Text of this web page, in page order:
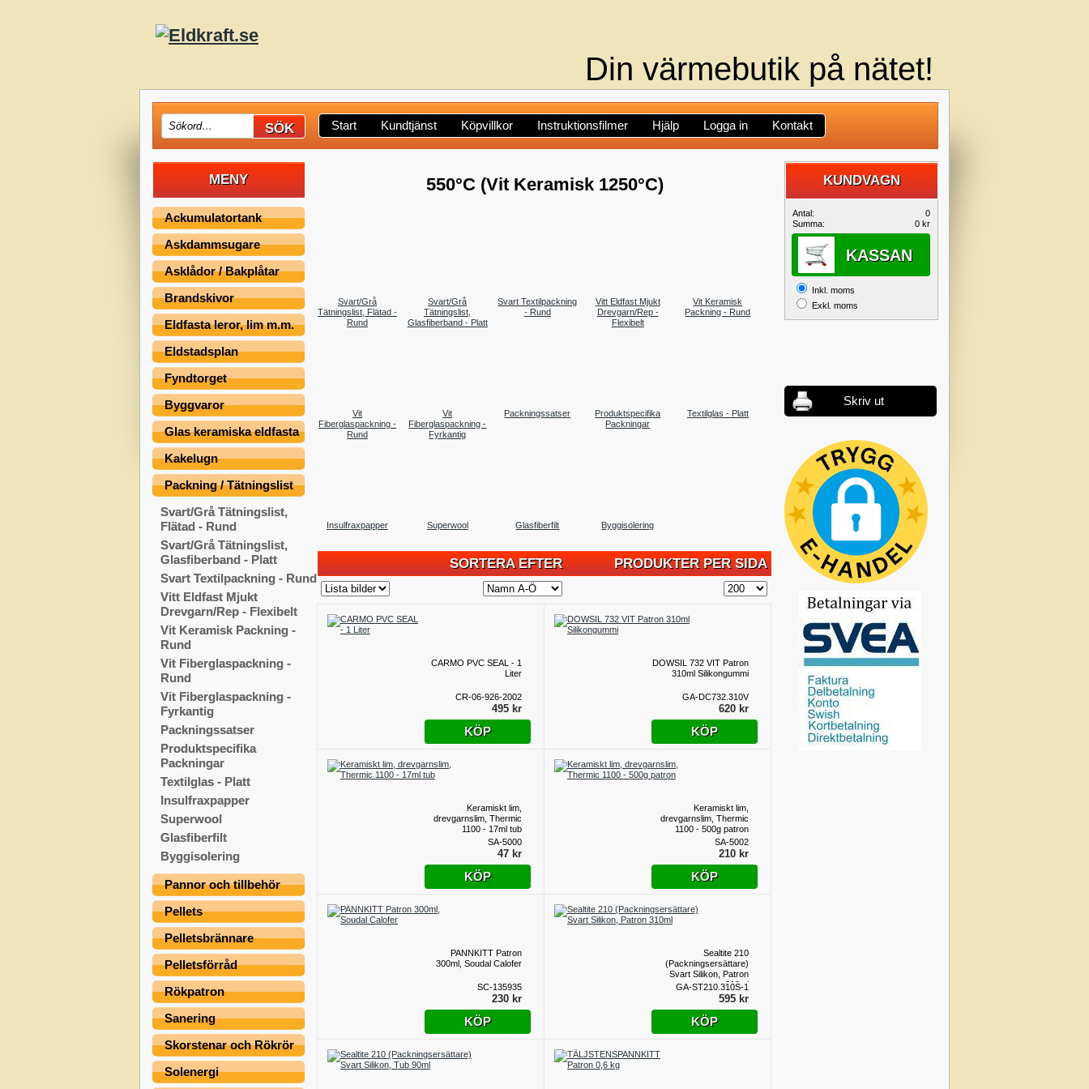
Din värmebutik på nätet!
Start Kundtjänst Köpvillkor Instruktionsfilmer Hjälp Logga in Kontakt
MENY
Ackumulatortank
Askdammsugare
Asklådor / Bakplåtar
Brandskivor
Eldfasta leror, lim m.m.
Eldstadsplan
Fyndtorget
Byggvaror
Glas keramiska eldfasta
Kakelugn
Packning / Tätningslist
Svart/Grå Tätningslist,
Flätad - Rund
Svart/Grå Tätningslist,
Glasfiberband - Platt
Svart Textilpackning - Rund
Vitt Eldfast Mjukt
Drevgarn/Rep - Flexibelt
Vit Keramisk Packning -
Rund
Vit Fiberglaspackning -
Rund
Vit Fiberglaspackning -
Fyrkantig
Packningssatser
Produktspecifika
Packningar
Textilglas - Platt
Insulfraxpapper
Superwool
Glasfiberfilt
Byggisolering
Pannor och tillbehör
Pellets
Pelletsbrännare
Pelletsförråd
Rökpatron
Sanering
Skorstenar och Rökrör
Solenergi
KUNDVAGN
KUNDVAGN
Antal:
0
Summa:
0 kr
KASSAN
Inkl. moms
Exkl. moms
Skriv ut
550°C (Vit Keramisk 1250°C)
Svart/Grå
Tätningslist, Flätad -
Rund
Svart/Grå
Tätningslist,
Glasfiberband - Platt
Svart Textilpackning
- Rund
Vitt Eldfast Mjukt
Drevgarn/Rep -
Flexibelt
Vit Keramisk
Packning - Rund
Vit
Fiberglaspackning -
Rund
Vit
Fiberglaspackning -
Fyrkantig
Packningssatser
Produktspecifika
Packningar
Textilglas - Platt
Insulfraxpapper Superwool Glasfiberfilt Byggisolering
SORTERA EFTER PRODUKTER PER SIDA
CARMO PVC SEAL - 1
Liter
CR-06-926-2002
495 kr
KÖP
DOWSIL 732 VIT Patron
310ml Silikongummi
GA-DC732.310V
620 kr
KÖP
Keramiskt lim,
drevgarnslim, Thermic
1100 - 17ml tub
SA-5000
47 kr
KÖP
Keramiskt lim,
drevgarnslim, Thermic
1100 - 500g patron
SA-5002
210 kr
KÖP
PANNKITT Patron
300ml, Soudal Calofer
SC-135935
230 kr
KÖP
Sealtite 210
(Packningsersättare)
Svart Silikon, Patron
310ml
GA-ST210.310S-1
595 kr
KÖP